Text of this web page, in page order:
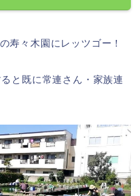
寿々木園にレッツゴー！
と既に常連さん・家族連